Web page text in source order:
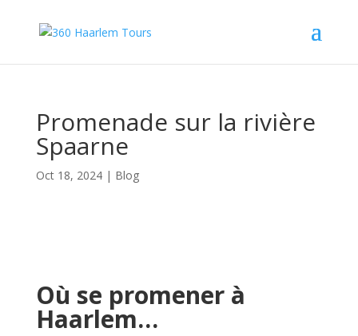
Promenade sur la rivière
Spaarne
Oct 18, 2024| Blog
Où se promener à
Haarlem…